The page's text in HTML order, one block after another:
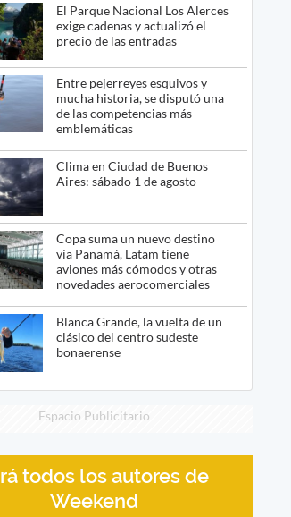
El Parque Nacional Los Alerces
exige cadenas y actualizó el
precio de las entradas
Entre pejerreyes esquivos y
mucha historia, se disputó una
de las competencias más
emblemáticas
Clima en Ciudad de Buenos
Aires: sábado 1 de agosto
Copa suma un nuevo destino
vía Panamá, Latam tiene
aviones más cómodos y otras
novedades aerocomerciales
Blanca Grande, la vuelta de un
clásico del centro sudeste
bonaerense
Espacio Publicitario
todos los autores de
Weekend